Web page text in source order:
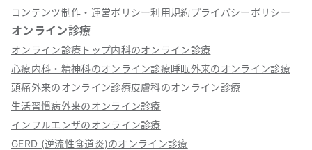
コンテンツ制作・運営ポリシー利用規約プライバシーポリシー
オンライン診療
オンライン診療トップ内科のオンライン診療
心療内科・精神科のオンライン診療睡眠外来のオンライン診療
頭痛外来のオンライン診療皮膚科のオンライン診療
生活習慣病外来のオンライン診療
インフルエンザのオンライン診療
GERD (逆流性食道炎)のオンライン診療